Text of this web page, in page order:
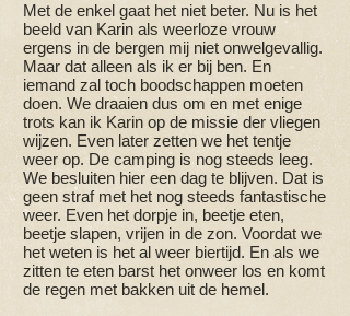
Met de enkel gaat het niet beter. Nu is het
beeld van Karin als weerloze vrouw
ergens in de bergen mij niet onwelgevallig.
Maar dat alleen als ik er bij ben. En
iemand zal toch boodschappen moeten
doen. We draaien dus om en met enige
trots kan ik Karin op de missie der vliegen
wijzen. Even later zetten we het tentje
weer op. De camping is nog steeds leeg.
We besluiten hier een dag te blijven. Dat is
geen straf met het nog steeds fantastische
weer. Even het dorpje in, beetje eten,
beetje slapen, vrijen in de zon. Voordat we
het weten is het al weer biertijd. En als we
zitten te eten barst het onweer los en komt
de regen met bakken uit de hemel.